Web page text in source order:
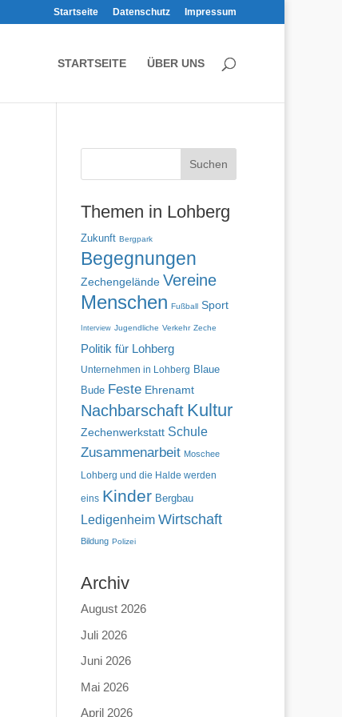
Startseite Datenschutz Impressum
STARTSEITE ÜBER UNS
Themen in Lohberg
Zukunft Bergpark
Begegnungen
Zechengelände Vereine
Menschen Fußball Sport
Interview Jugendliche Verkehr Zeche
Politik für Lohberg
Unternehmen in Lohberg Blaue
Bude Feste Ehrenamt
Nachbarschaft Kultur
Zechenwerkstatt Schule
Zusammenarbeit Moschee
Lohberg und die Halde werden
eins Kinder Bergbau
Ledigenheim Wirtschaft
Bildung Polizei
Archiv
August 2026
Juli 2026
Juni 2026
Mai 2026
April 2026